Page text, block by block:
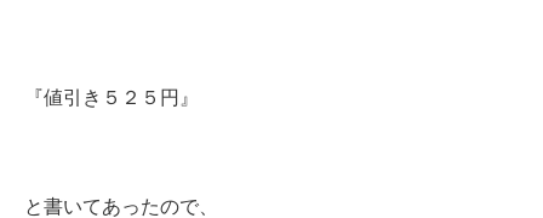
『値引き５２５円』
と書いてあったので、